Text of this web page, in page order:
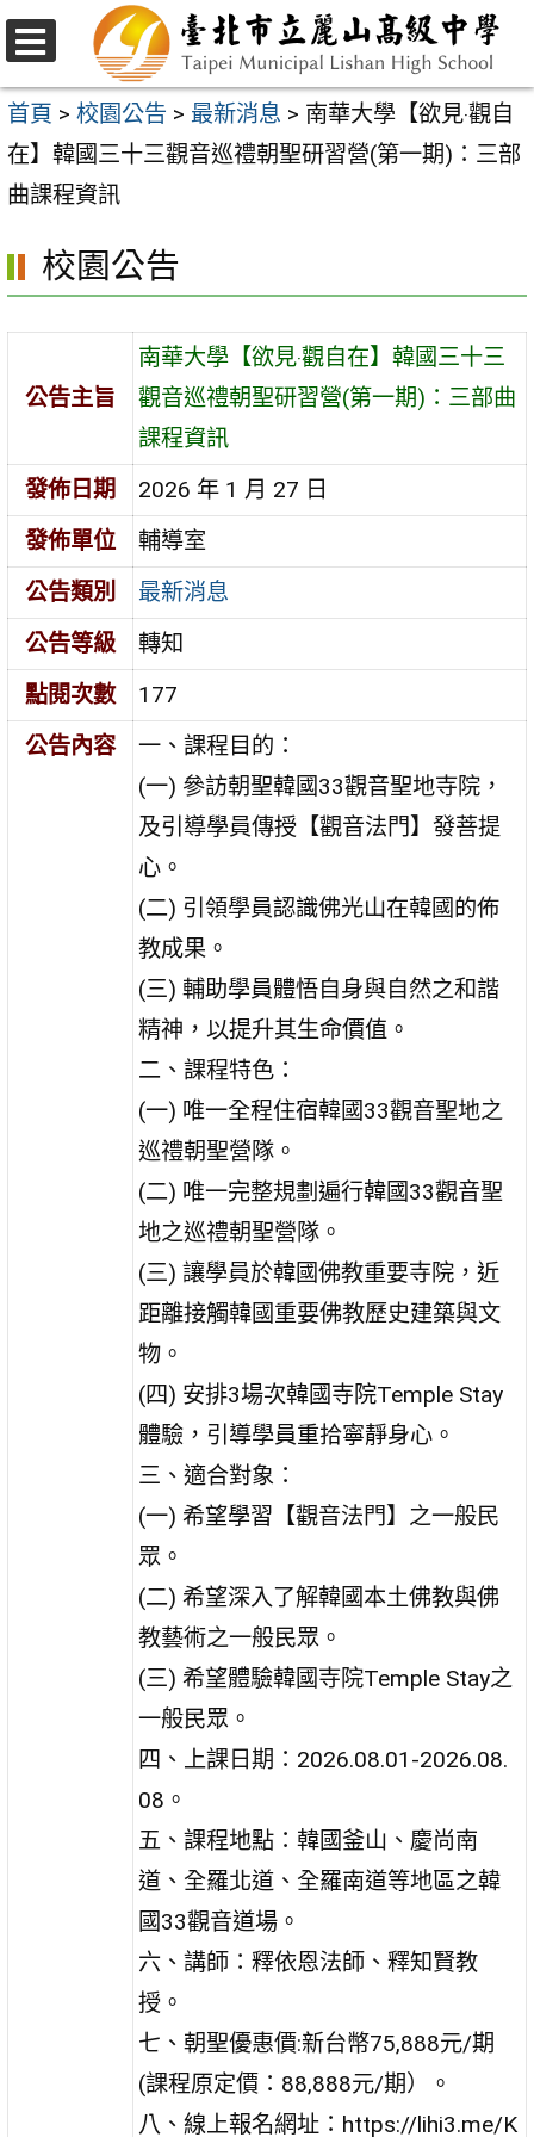
跳
至
主
要
內
區
選
單
首頁 > 校園公告 > 最新消息 > 南華大學【欲見‧觀自
在】韓國三十三觀音巡禮朝聖研習營(第一期)：三部
曲課程資訊
校園公告
公告主旨
南華大學【欲見‧觀自在】韓國三十三
觀音巡禮朝聖研習營(第一期)：三部曲
課程資訊
發佈日期
2026 年 1 月 27 日
發佈單位
輔導室
公告類別
最新消息
公告等級
轉知
點閱次數
177
公告內容
一、課程目的：
(一) 參訪朝聖韓國33觀音聖地寺院，
及引導學員傳授【觀音法門】發菩提
心。
(二) 引領學員認識佛光山在韓國的佈
教成果。
(三) 輔助學員體悟自身與自然之和諧
精神，以提升其生命價值。
二、課程特色：
(一) 唯一全程住宿韓國33觀音聖地之
巡禮朝聖營隊。
(二) 唯一完整規劃遍行韓國33觀音聖
地之巡禮朝聖營隊。
(三) 讓學員於韓國佛教重要寺院，近
距離接觸韓國重要佛教歷史建築與文
物。
(四) 安排3場次韓國寺院Temple Stay
體驗，引導學員重拾寧靜身心。
三、適合對象：
(一) 希望學習【觀音法門】之一般民
眾。
(二) 希望深入了解韓國本土佛教與佛
教藝術之一般民眾。
(三) 希望體驗韓國寺院Temple Stay之
一般民眾。
四、上課日期：2026.08.01-2026.08.
08。
五、課程地點：韓國釜山、慶尚南
道、全羅北道、全羅南道等地區之韓
國33觀音道場。
六、講師：釋依恩法師、釋知賢教
授。
七、朝聖優惠價:新台幣75,888元/期
(課程原定價：88,888元/期）。
八、線上報名網址：https://lihi3.me/K